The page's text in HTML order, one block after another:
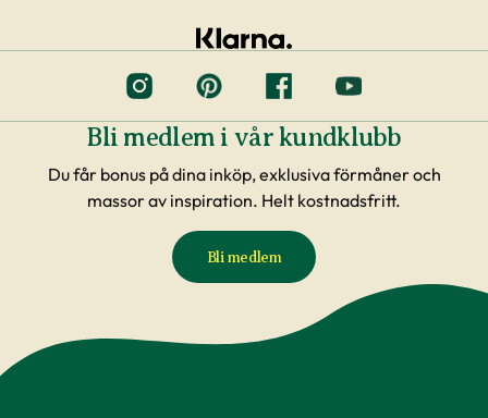
Bli medlem i vår kundklubb
Du får bonus på dina inköp, exklusiva förmåner och
massor av inspiration. Helt kostnadsfritt.
Bli medlem